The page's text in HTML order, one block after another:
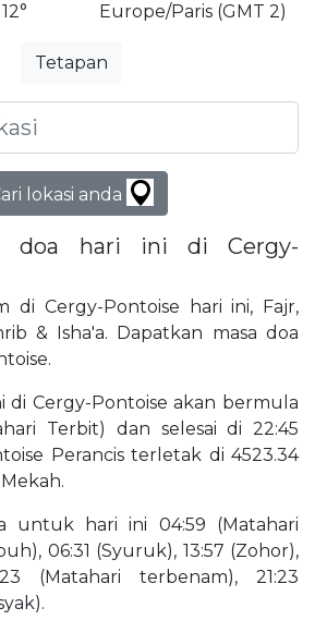
Europe/Paris (GMT 2)
Tetapan
lokasi anda
doa hari ini di Cergy-
di Cergy-Pontoise hari ini, Fajr,
& Isha'a. Dapatkan masa doa
di Cergy-Pontoise akan bermula
Terbit) dan selesai di 22:45
Perancis terletak di 4523.34
untuk hari ini 04:59 (Matahari
06:31 (Syuruk), 13:57 (Zohor),
(Matahari terbenam), 21:23